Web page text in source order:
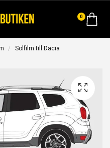
0
Solfilm till Dacia